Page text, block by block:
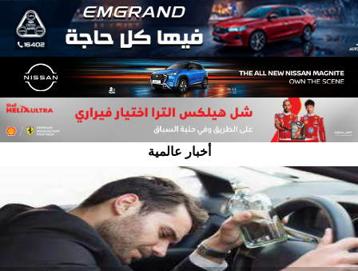
أخبار عالمية